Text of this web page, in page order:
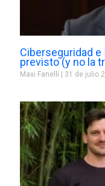
Ciberseguridad e
previsto (y no la
Maxi Fanelli 31 de julio